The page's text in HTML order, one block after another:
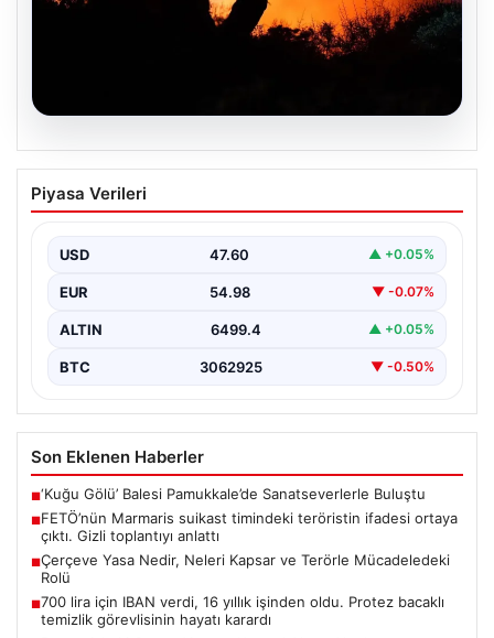
Bayramiç’teki Orman Yangını Kontrol
Altına Alındı
yakınlarında, öğleden sonra başlayan orman yangını
büyük endişe…
Piyasa Verileri
USD 47.60 ▲ +0.05%
EUR 54.98 ▼ -0.07%
ALTIN 6499.4 ▲ +0.05%
BTC 3062925 ▼ -0.50%
Son Eklenen Haberler
■‘Kuğu Gölü’ Balesi Pamukkale’de Sanatseverlerle Buluştu
■FETÖ’nün Marmaris suikast timindeki teröristin ifadesi ortaya
çıktı. Gizli toplantıyı anlattı
■Çerçeve Yasa Nedir, Neleri Kapsar ve Terörle Mücadeledeki
Rolü
■700 lira için IBAN verdi, 16 yıllık işinden oldu. Protez bacaklı
temizlik görevlisinin hayatı karardı